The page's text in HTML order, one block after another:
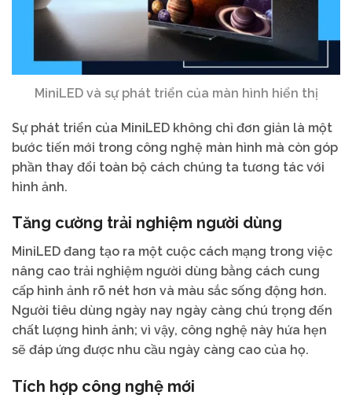
MiniLED và sự phát triển của màn hình hiển thị
Sự phát triển của MiniLED không chỉ đơn giản là một
bước tiến mới trong công nghệ màn hình mà còn góp
phần thay đổi toàn bộ cách chúng ta tương tác với
hình ảnh.
Tăng cường trải nghiệm người dùng
MiniLED đang tạo ra một cuộc cách mạng trong việc
nâng cao trải nghiệm người dùng bằng cách cung
cấp hình ảnh rõ nét hơn và màu sắc sống động hơn.
Người tiêu dùng ngày nay ngày càng chú trọng đến
chất lượng hình ảnh; vì vậy, công nghệ này hứa hẹn
sẽ đáp ứng được nhu cầu ngày càng cao của họ.
Tích hợp công nghệ mới